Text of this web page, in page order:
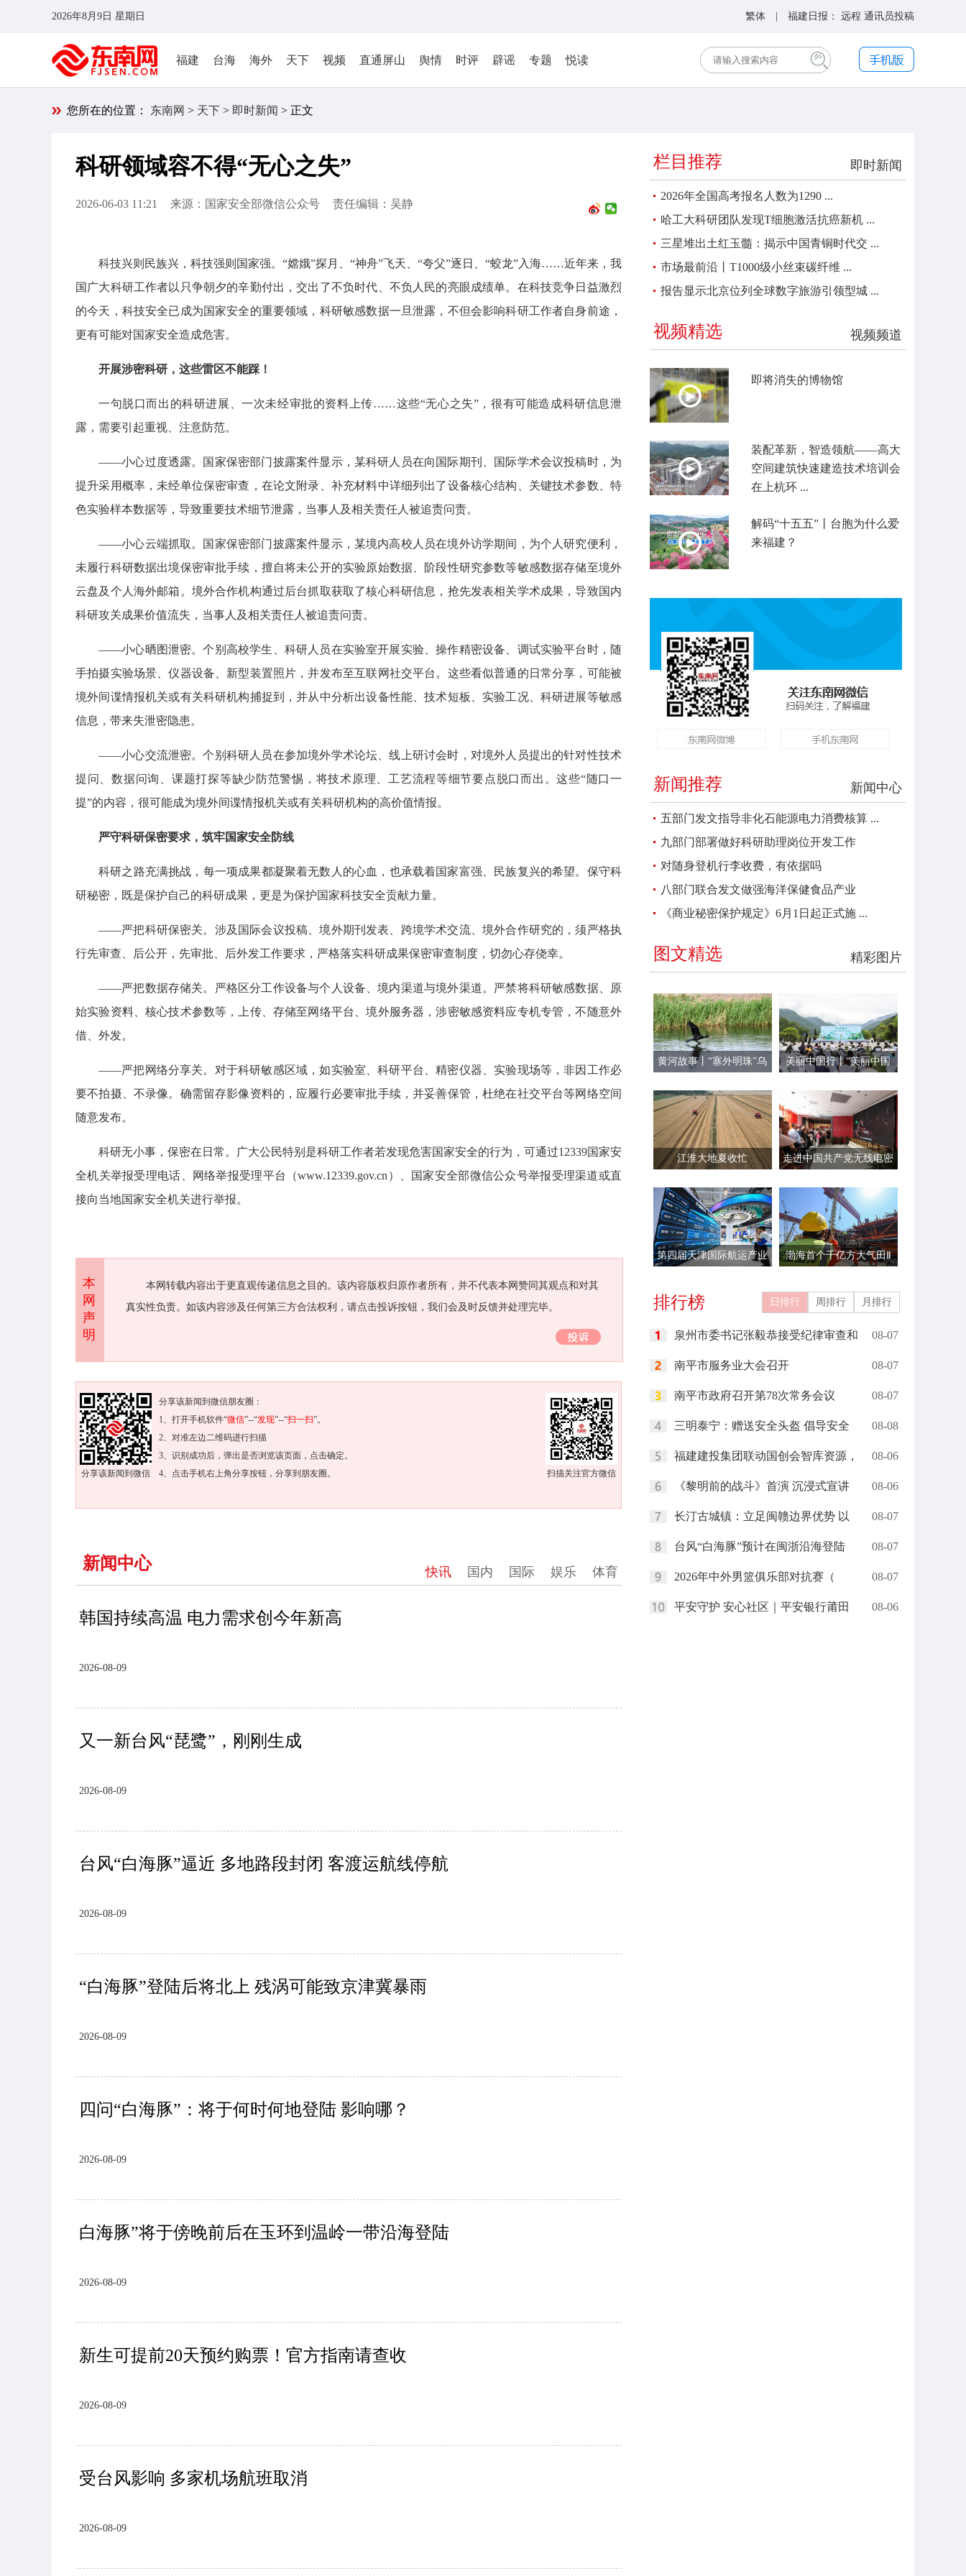
2026年8月9日 星期日 繁体 | 福建日报： 远程 通讯员投稿
福建 台海 海外 天下 视频 直通屏山 舆情 时评 辟谣 专题 悦读
您所在的位置： 东南网 > 天下 > 即时新闻 > 正文
科研领域容不得“无心之失”​
2026-06-03 11:21 来源：国家安全部微信公众号 责任编辑：吴静
科技兴则民族兴，科技强则国家强。“嫦娥”探月、“神舟”飞天、“夸父”逐日、“蛟龙”入海……近年来，我
国广大科研工作者以只争朝夕的辛勤付出，交出了不负时代、不负人民的亮眼成绩单。在科技竞争日益激烈
的今天，科技安全已成为国家安全的重要领域，科研敏感数据一旦泄露，不但会影响科研工作者自身前途，
更有可能对国家安全造成危害。
开展涉密科研，这些雷区不能踩！
一句脱口而出的科研进展、一次未经审批的资料上传……这些“无心之失”，很有可能造成科研信息泄
露，需要引起重视、注意防范。
——小心过度透露。国家保密部门披露案件显示，某科研人员在向国际期刊、国际学术会议投稿时，为
提升采用概率，未经单位保密审查，在论文附录、补充材料中详细列出了设备核心结构、关键技术参数、特
色实验样本数据等，导致重要技术细节泄露，当事人及相关责任人被追责问责。
——小心云端抓取。国家保密部门披露案件显示，某境内高校人员在境外访学期间，为个人研究便利，
未履行科研数据出境保密审批手续，擅自将未公开的实验原始数据、阶段性研究参数等敏感数据存储至境外
云盘及个人海外邮箱。境外合作机构通过后台抓取获取了核心科研信息，抢先发表相关学术成果，导致国内
科研攻关成果价值流失，当事人及相关责任人被追责问责。
——小心晒图泄密。个别高校学生、科研人员在实验室开展实验、操作精密设备、调试实验平台时，随
手拍摄实验场景、仪器设备、新型装置照片，并发布至互联网社交平台。这些看似普通的日常分享，可能被
境外间谍情报机关或有关科研机构捕捉到，并从中分析出设备性能、技术短板、实验工况、科研进展等敏感
信息，带来失泄密隐患。
——小心交流泄密。个别科研人员在参加境外学术论坛、线上研讨会时，对境外人员提出的针对性技术
提问、数据问询、课题打探等缺少防范警惕，将技术原理、工艺流程等细节要点脱口而出。这些“随口一
提”的内容，很可能成为境外间谍情报机关或有关科研机构的高价值情报。
严守科研保密要求，筑牢国家安全防线
科研之路充满挑战，每一项成果都凝聚着无数人的心血，也承载着国家富强、民族复兴的希望。保守科
研秘密，既是保护自己的科研成果，更是为保护国家科技安全贡献力量。
——严把科研保密关。涉及国际会议投稿、境外期刊发表、跨境学术交流、境外合作研究的，须严格执
行先审查、后公开，先审批、后外发工作要求，严格落实科研成果保密审查制度，切勿心存侥幸。
——严把数据存储关。严格区分工作设备与个人设备、境内渠道与境外渠道。严禁将科研敏感数据、原
始实验资料、核心技术参数等，上传、存储至网络平台、境外服务器，涉密敏感资料应专机专管，不随意外
借、外发。
——严把网络分享关。对于科研敏感区域，如实验室、科研平台、精密仪器、实验现场等，非因工作必
要不拍摄、不录像。确需留存影像资料的，应履行必要审批手续，并妥善保管，杜绝在社交平台等网络空间
随意发布。
科研无小事，保密在日常。广大公民特别是科研工作者若发现危害国家安全的行为，可通过12339国家安
全机关举报受理电话、网络举报受理平台（www.12339.gov.cn）、国家安全部微信公众号举报受理渠道或直
接向当地国家安全机关进行举报。
本
网
声
明
本网转载内容出于更直观传递信息之目的。该内容版权归原作者所有，并不代表本网赞同其观点和对其
真实性负责。如该内容涉及任何第三方合法权利，请点击投诉按钮，我们会及时反馈并处理完毕。
扫描关注官方微信
分享该新闻到微信
分享该新闻到微信朋友圈：
1、打开手机软件“微信”--“发现”--“扫一扫”。
2、对准左边二维码进行扫描
3、识别成功后，弹出是否浏览该页面，点击确定。
4、点击手机右上角分享按钮，分享到朋友圈。
新闻中心 快讯 国内 国际 娱乐 体育
韩国持续高温 电力需求创今年新高
2026-08-09
又一新台风“琵鹭”，刚刚生成
2026-08-09
台风“白海豚”逼近 多地路段封闭 客渡运航线停航
2026-08-09
“白海豚”登陆后将北上 残涡可能致京津冀暴雨
2026-08-09
四问“白海豚”：将于何时何地登陆 影响哪？
2026-08-09
白海豚”将于傍晚前后在玉环到温岭一带沿海登陆
2026-08-09
新生可提前20天预约购票！官方指南请查收
2026-08-09
受台风影响 多家机场航班取消
2026-08-09
即时新闻
栏目推荐
2026年全国高考报名人数为1290 ...
哈工大科研团队发现T细胞激活抗癌新机 ...
三星堆出土红玉髓：揭示中国青铜时代交 ...
市场最前沿丨T1000级小丝束碳纤维 ...
报告显示北京位列全球数字旅游引领型城 ...
视频频道
视频精选
即将消失的博物馆
装配革新，智造领航——高大
空间建筑快速建造技术培训会
在上杭环 ...
解码“十五五”丨台胞为什么爱
来福建？
新闻中心
新闻推荐
五部门发文指导非化石能源电力消费核算 ...
九部门部署做好科研助理岗位开发工作
对随身登机行李收费，有依据吗
八部门联合发文做强海洋保健食品产业
《商业秘密保护规定》6月1日起正式施 ...
精彩图片
图文精选
黄河故事丨“塞外明珠”乌
美丽中国行丨“美丽中国
采访启动
江淮大地夏收忙
走进中国共产党无线电密
列展
第四届天津国际航运产业
渤海首个千亿方大气田Ⅱ
完成
排行榜 日排行 周排行 月排行
泉州市委书记张毅恭接受纪律审查和 08-07
南平市服务业大会召开 08-07
南平市政府召开第78次常务会议 08-07
三明泰宁：赠送安全头盔 倡导安全 08-08
福建建投集团联动国创会智库资源， 08-06
《黎明前的战斗》首演 沉浸式宣讲 08-06
长汀古城镇：立足闽赣边界优势 以 08-07
台风“白海豚”预计在闽浙沿海登陆 08-07
2026年中外男篮俱乐部对抗赛（ 08-07
平安守护 安心社区｜平安银行莆田 08-06